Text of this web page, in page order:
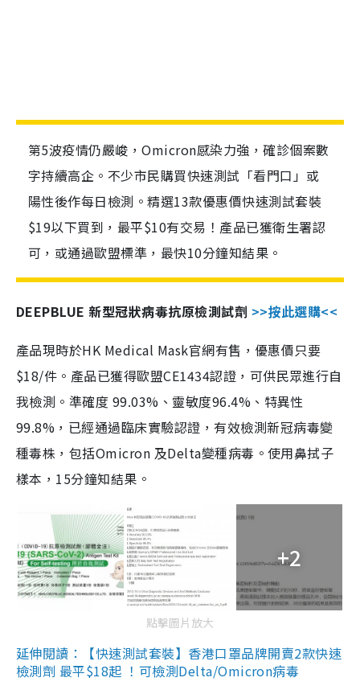
第5波疫情仍嚴峻，Omicron感染力強，確診個案數
字持續高企。不少市民購買快速測試「看門口」或
陽性後作每日檢測。精選13款優惠價快速測試套裝
$19以下買到，最平$10有交易！產品已獲衛生署認
可，或通過歐盟標準，最快10分鐘知結果。
DEEPBLUE 新型冠狀病毒抗原檢測試劑 >>按此選購<<
產品現時於HK Medical Mask官網有售，優惠價只要
$18/件。產品已獲得歐盟CE1434認證，可供民眾進行自
我檢測。準確度 99.03%、靈敏度96.4%、特異性
99.8%，已經通過臨床實驗認證，有效檢測新冠病毒變
種毒株，包括Omicron 及Delta變種病毒。使用鼻拭子
樣本，15分鐘知結果。
+2
點擊圖片放大
延伸閱讀：【快速測試套裝】香港口罩品牌開賣2款快速
檢測劑 最平$18起 ！可檢測Delta/Omicron病毒